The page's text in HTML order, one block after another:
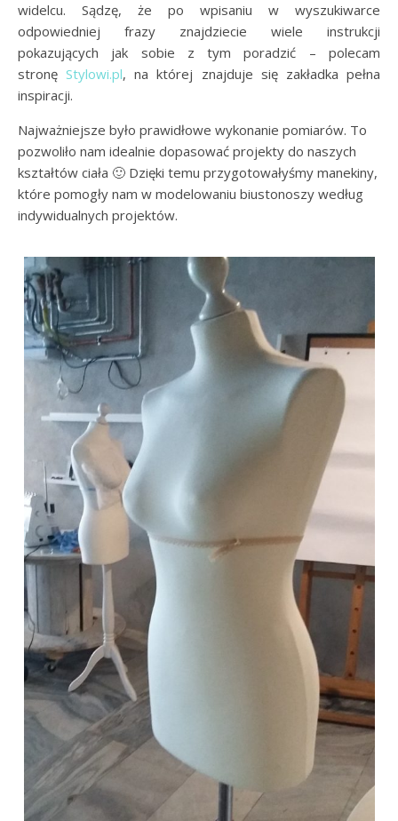
widelcu. Sądzę, że po wpisaniu w wyszukiwarce
odpowiedniej frazy znajdziecie wiele instrukcji
pokazujących jak sobie z tym poradzić – polecam
stronęStylowi.pl, na której znajduje się zakładka pełna
inspiracji.
Najważniejsze było prawidłowe wykonanie pomiarów. To
pozwoliło nam idealnie dopasować projekty do naszych
kształtów ciała 🙂 Dzięki temu przygotowałyśmy manekiny,
które pomogły nam w modelowaniu biustonoszy według
indywidualnych projektów.